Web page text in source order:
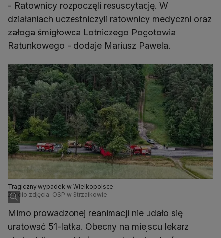
- Ratownicy rozpoczęli resuscytację. W
działaniach uczestniczyli ratownicy medyczni oraz
załoga śmigłowca Lotniczego Pogotowia
Ratunkowego - dodaje Mariusz Pawela.
Tragiczny wypadek w Wielkopolsce
Źródło zdjęcia: OSP w Strzałkowie
Mimo prowadzonej reanimacji nie udało się
uratować 51-latka. Obecny na miejscu lekarz